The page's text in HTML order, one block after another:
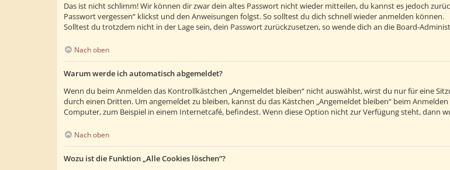
Das ist nicht schlimm! Wir können dir zwar dein altes Passwort nicht wieder mitteilen, du kannst es jedoch
Passwort vergessen“ klickst und den Anweisungen folgst. So solltest du dich schnell wieder anmelden können.
Solltest du trotzdem nicht in der Lage sein, dein Passwort zurückzusetzen, so wende dich an die Board-
Nach oben
Warum werde ich automatisch abgemeldet?
Wenn du beim Anmelden das Kontrollkästchen „Angemeldet bleiben“ nicht auswählst, wirst du nur für eine
durch einen Dritten. Um angemeldet zu bleiben, kannst du das Kästchen „Angemeldet bleiben“ beim
Computer, zum Beispiel in einem Internetcafé, befindest. Wenn diese Option nicht zur Verfügung steht, dann
Nach oben
Wozu ist die Funktion „Alle Cookies löschen“?